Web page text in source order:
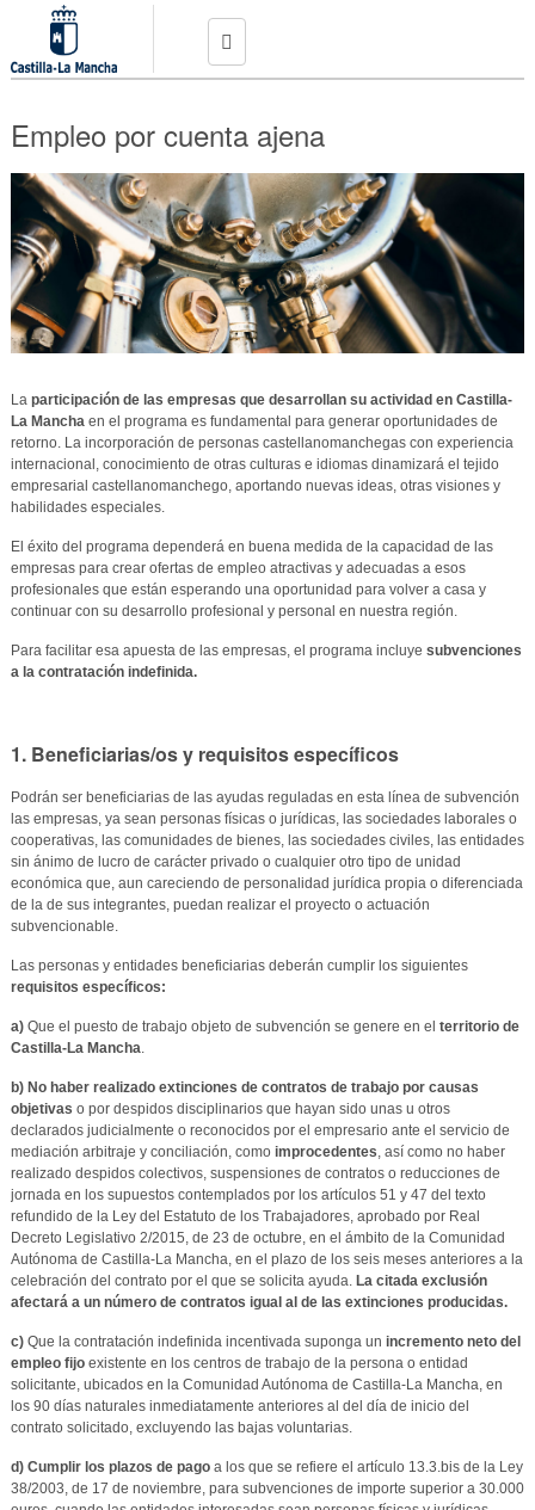
contenido
Preguntas frecuentes
Noticias
Empleos
Publica tu oferta
Contacto
Crea tu perfil
Inicia sesión
Empleo por cuenta ajena
La participación de las empresas que desarrollan su actividad en Castilla-
La Mancha en el programa es fundamental para generar oportunidades de
retorno. La incorporación de personas castellanomanchegas con experiencia
internacional, conocimiento de otras culturas e idiomas dinamizará el tejido
empresarial castellanomanchego, aportando nuevas ideas, otras visiones y
habilidades especiales.
El éxito del programa dependerá en buena medida de la capacidad de las
empresas para crear ofertas de empleo atractivas y adecuadas a esos
profesionales que están esperando una oportunidad para volver a casa y
continuar con su desarrollo profesional y personal en nuestra región.
Para facilitar esa apuesta de las empresas, el programa incluye subvenciones
a la contratación indefinida.
1. Beneficiarias/os y requisitos específicos
Podrán ser beneficiarias de las ayudas reguladas en esta línea de subvención
las empresas, ya sean personas físicas o jurídicas, las sociedades laborales o
cooperativas, las comunidades de bienes, las sociedades civiles, las entidades
sin ánimo de lucro de carácter privado o cualquier otro tipo de unidad
económica que, aun careciendo de personalidad jurídica propia o diferenciada
de la de sus integrantes, puedan realizar el proyecto o actuación
subvencionable.
Las personas y entidades beneficiarias deberán cumplir los siguientes
requisitos específicos:
a)Que el puesto de trabajo objeto de subvención se genere en el territorio de
Castilla-La Mancha
b) No haber realizado extinciones de contratos de trabajo por causas
objetivas o por despidos disciplinarios que hayan sido unas u otros
declarados judicialmente o reconocidos por el empresario ante el servicio de
mediación arbitraje y conciliación, como improcedentes , así como no haber
realizado despidos colectivos, suspensiones de contratos o reducciones de
jornada en los supuestos contemplados por los artículos 51 y 47 del texto
refundido de la Ley del Estatuto de los Trabajadores, aprobado por Real
Decreto Legislativo 2/2015, de 23 de octubre, en el ámbito de la Comunidad
Autónoma de Castilla-La Mancha, en el plazo de los seis meses anteriores a la
celebración del contrato por el que se solicita ayuda. La citada exclusión
afectará a un número de contratos igual al de las extinciones producidas.
c)Que la contratación indefinida incentivada suponga un incremento neto del
empleo fijoexistente en los centros de trabajo de la persona o entidad
solicitante, ubicados en la Comunidad Autónoma de Castilla-La Mancha, en
los 90 días naturales inmediatamente anteriores al del día de inicio del
contrato solicitado, excluyendo las bajas voluntarias.
d) Cumplir los plazos de pago a los que se refiere el artículo 13.3.bis de la Ley
38/2003, de 17 de noviembre, para subvenciones de importe superior a 30.000